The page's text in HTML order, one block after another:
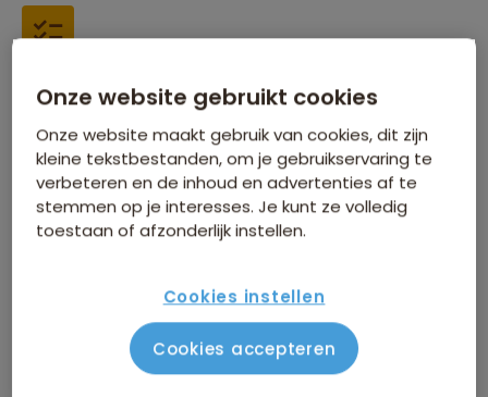
Inbegrepen in de reissom
Financiën
Onze website gebruikt cookies
Onze website maakt gebruik van cookies, dit zijn
kleine tekstbestanden, om je gebruikservaring te
verbeteren en de inhoud en advertenties af te
stemmen op je interesses. Je kunt ze volledig
toestaan of afzonderlijk instellen.
Cookies instellen
Cookies accepteren